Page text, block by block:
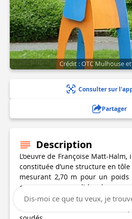
Crédit : OTC Mulhouse
Consulter sur
Partager
Description
L’oeuvre de Françoise Matt-
constituée d’une structure en
mesurant 2,70 m pour un poids
conçu son oeuvre d’abord sur
qui permet ensuite de
morceaux de tôle nécessaires
Dis-moi ce que tu veux, je